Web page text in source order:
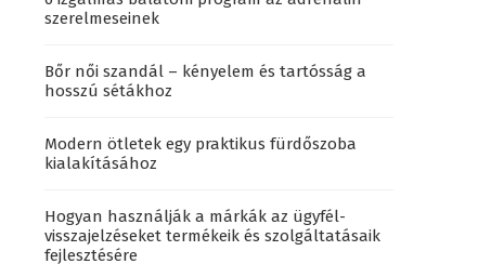
szerelmeseinek
Bőr női szandál – kényelem és tartósság a
hosszú sétákhoz
Modern ötletek egy praktikus fürdőszoba
kialakításához
Hogyan használják a márkák az ügyfél-
visszajelzéseket termékeik és szolgáltatásaik
fejlesztésére